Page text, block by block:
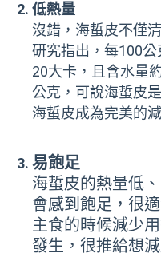
低熱量
沒錯，海蜇皮不僅
研究指出，每100
20大卡，且含水量
公克，可說海蜇皮
海蜇皮成為完美的
易飽足
海蜇皮的熱量低
會感到飽足，很
主食的時候減少
發生，很推給想